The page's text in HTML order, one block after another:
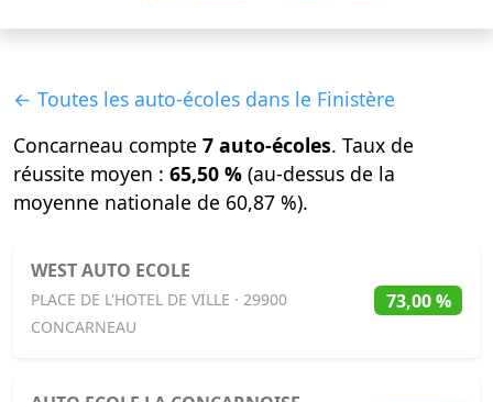
← Toutes les auto-écoles dans le Finistère
Concarneau compte 7 auto-écoles. Taux de
réussite moyen : 65,50 % (au-dessus de la
moyenne nationale de 60,87 %).
WEST AUTO ECOLE
PLACE DE L'HOTEL DE VILLE · 29900
CONCARNEAU
73,00 %